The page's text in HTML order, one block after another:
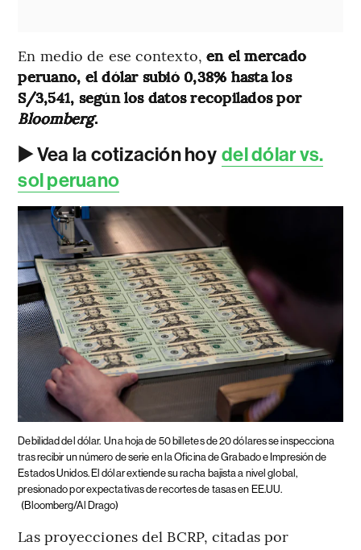
En medio de ese contexto, en el mercado
peruano, el dólar subió 0,38% hasta los
S/3,541, según los datos recopilados por
Bloomberg.
▶️ Vea la cotización hoy del dólar vs.
sol peruano
Debilidad del dólar. Una hoja de 50 billetes de 20 dólares se inspecciona
tras recibir un número de serie en la Oficina de Grabado e Impresión de
Estados Unidos. El dólar extiende su racha bajista a nivel global,
presionado por expectativas de recortes de tasas en EE.UU.
(Bloomberg/Al Drago)
Las proyecciones del BCRP, citadas por